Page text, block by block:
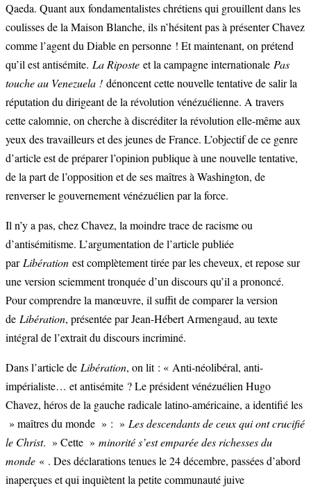
Qaeda. Quant aux fondamentalistes chrétiens qui grouillent dans les
coulisses de la Maison Blanche, ils n’hésitent pas à présenter Chavez
comme l’agent du Diable en personne ! Et maintenant, on prétend
qu’il est antisémite. La Riposte et la campagne internationale Pas
touche au Venezuela ! dénoncent cette nouvelle tentative de salir la
réputation du dirigeant de la révolution vénézuélienne. A travers
cette calomnie, on cherche à discréditer la révolution elle-même aux
yeux des travailleurs et des jeunes de France. L’objectif de ce genre
d’article est de préparer l’opinion publique à une nouvelle tentative,
de la part de l’opposition et de ses maîtres à Washington, de
renverser le gouvernement vénézuélien par la force.
Il n’y a pas, chez Chavez, la moindre trace de racisme ou
d’antisémitisme. L’argumentation de l’article publiée
par Libération est complètement tirée par les cheveux, et repose sur
une version sciemment tronquée d’un discours qu’il a prononcé.
Pour comprendre la manœuvre, il suffit de comparer la version
de Libération, présentée par Jean-Hébert Armengaud, au texte
intégral de l’extrait du discours incriminé.
Dans l’article de Libération, on lit : « Anti-néolibéral, anti-
impérialiste… et antisémite ? Le président vénézuélien Hugo
Chavez, héros de la gauche radicale latino-américaine, a identifié les
» maîtres du monde » : » Les descendants de ceux qui ont crucifié
le Christ. » Cette » minorité s’est emparée des richesses du
monde « . Des déclarations tenues le 24 décembre, passées d’abord
inaperçues et qui inquiètent la petite communauté juive